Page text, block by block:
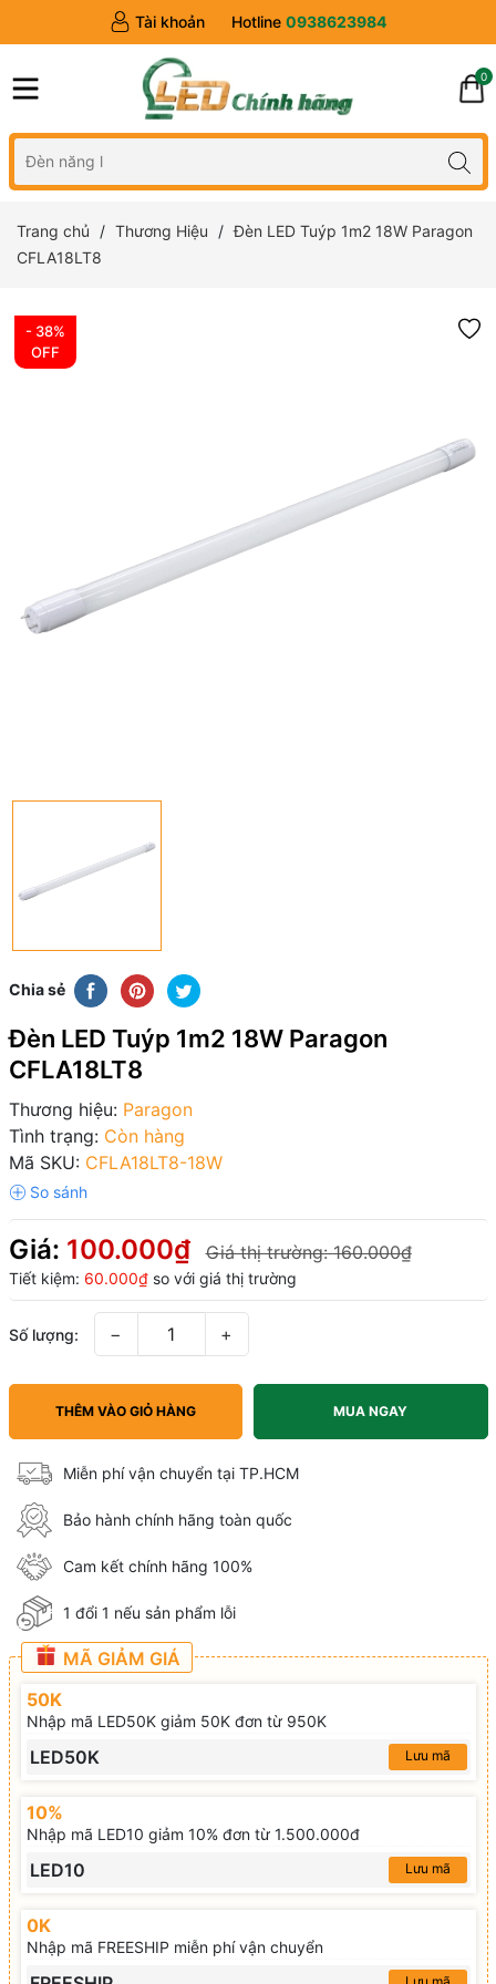
Tài khoản Hotline 0938623984
0
Trang chủ Thương Hiệu
Đèn LED Tuýp 1m2 18W Paragon
CFLA18LT8
- 38%
OFF
Chia sẻ
Đèn LED Tuýp 1m2 18W Paragon
CFLA18LT8
Thương hiệu: Paragon
Tình trạng: Còn hàng
Mã SKU: CFLA18LT8-18W
Giá: 100.000₫ Giá thị trường:160.000₫
Tiết kiệm: 60.000₫so với giá thị trường
Số lượng: − +
THÊM VÀO GIỎ HÀNG MUA NGAY
Miễn phí vận chuyển tại TP.HCM
Bảo hành chính hãng toàn quốc
Cam kết chính hãng 100%
1 đổi 1 nếu sản phẩm lỗi
MÃ GIẢM GIÁ
50K
Nhập mã LED50K giảm 50K đơn từ 950K
LED50K Lưu mã
10%
Nhập mã LED10 giảm 10% đơn từ 1.500.000đ
LED10 Lưu mã
0K
Nhập mã FREESHIP miễn phí vận chuyển